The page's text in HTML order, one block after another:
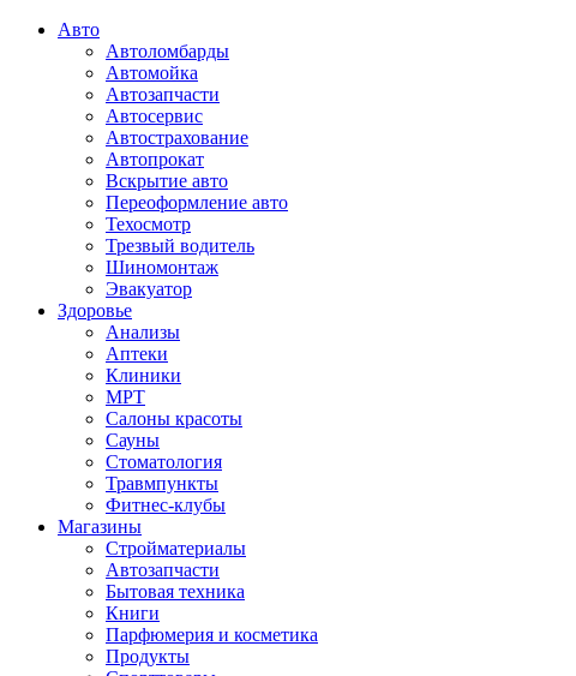
Авто
Автоломбарды
Автомойка
Автозапчасти
Автосервис
Автострахование
Автопрокат
Вскрытие авто
Переоформление авто
Техосмотр
Трезвый водитель
Шиномонтаж
Эвакуатор
Здоровье
Анализы
Аптеки
Клиники
МРТ
Салоны красоты
Сауны
Стоматология
Травмпункты
Фитнес-клубы
Магазины
Стройматериалы
Автозапчасти
Бытовая техника
Книги
Парфюмерия и косметика
Продукты